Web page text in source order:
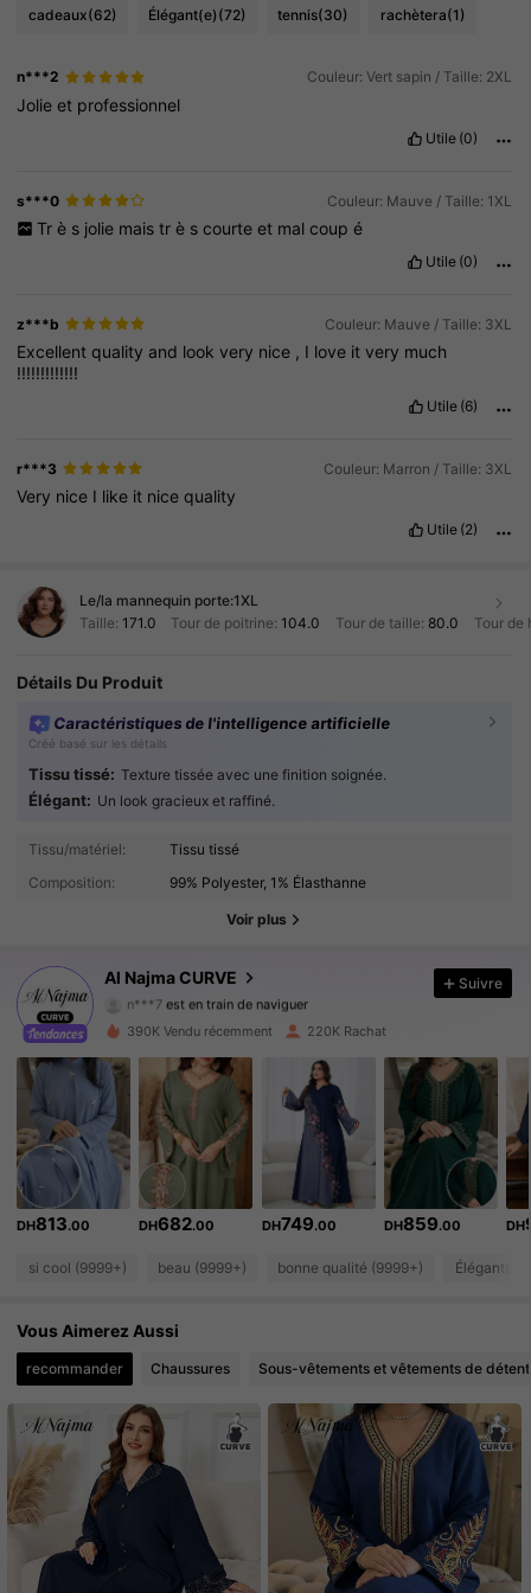
cadeaux(62) Élégant(e)(72) tennis(30) rachètera(1)
n***2 Couleur: Vert sapin / Taille: 2XL
Jolieet professionnel
Utile (0)
s***0 Couleur: Mauve / Taille: 1XL
Tr è s jolie mais tr è s courte et mal coup é
Utile (0)
z***b Couleur: Mauve / Taille: 3XL
Excellentquality and lookvery nice , I love itvery much
!!!!!!!!!!!!!
Utile (6)
r***3 Couleur: Marron / Taille: 3XL
Very nice I like it nicequality
Utile (2)
Le/la mannequin porte:1XL
Taille: 171.0 Tour de poitrine: 104.0 Tour de taille: 80.0 Tour de
Détails Du Produit
Caractéristiques de l'intelligence artificielle
Créé basé sur les détails
Tissu tissé: Texture tissée avec une finition soignée.
Élégant: Un look gracieux et raffiné.
Tissu/matériel:
Tissu tissé
Composition:
99% Polyester, 1% Élasthanne
Voir plus
Al Najma CURVE
101K Suiveurs
4.87 101K Suiveurs
4.87 101K Suiveurs
4.87 101K Suiveurs
4.87 101K Suiveurs
4.87 101K Suiveurs
101K Suiveurs
4.87 101K Suiveurs
4.87
Suivre
390K Vendu récemment 220K Rachat
DH813.00 DH682.00 DH749.00 DH859.00 DH
si cool (9999+) beau (9999+) bonne qualité (9999+) Élégant(e)
Vous Aimerez Aussi
recommander Chaussures Sous-vêtements et vêtements de